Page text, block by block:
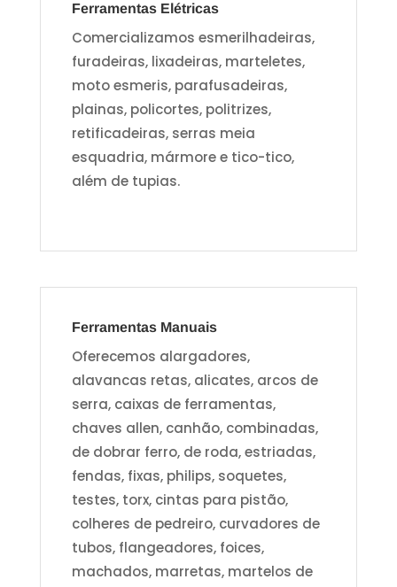
Ferramentas Elétricas
Comercializamos esmerilhadeiras,
furadeiras, lixadeiras, marteletes,
moto esmeris, parafusadeiras,
plainas, policortes, politrizes,
retificadeiras, serras meia
esquadria, mármore e tico-tico,
além de tupias.
Ferramentas Manuais
Oferecemos alargadores,
alavancas retas, alicates, arcos de
serra, caixas de ferramentas,
chaves allen, canhão, combinadas,
de dobrar ferro, de roda, estriadas,
fendas, fixas, philips, soquetes,
testes, torx, cintas para pistão,
colheres de pedreiro, curvadores de
tubos, flangeadores, foices,
machados, marretas, martelos de